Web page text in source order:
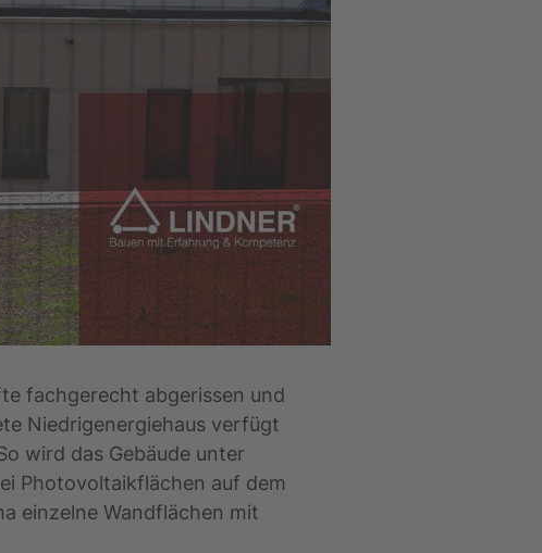
fachgerecht abgerissen und
Niedrigenergiehaus verfügt
wird das Gebäude unter
Photovoltaikflächen auf dem
einzelne Wandflächen mit